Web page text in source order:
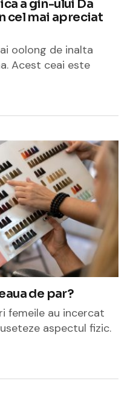
a gin-ului Da
cel mai apreciat
oolong de inalta
Acest ceai este
de par?
femeile au incercat
aspectul fizic.